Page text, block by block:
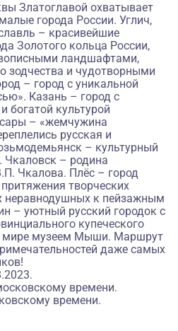
Златоглавой охватывает
города России. Углич,
– красивейшие
Золотого кольца России,
ландшафтами,
зодчества и чудотворными
– город с уникальной
Казань – город с
богатой культурой
– «жемчужина
русская и
– культурный
Чкаловск – родина
Чкалова. Плёс – город
творческих
неравнодушных к пейзажным
– уютный русский городок с
купеческого
мире музеем Мыши. Маршрут
даже самых
времени.
времени.